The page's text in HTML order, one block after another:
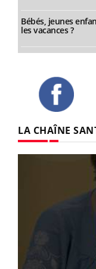
Bébés, jeunes
les vacances ?
LA CHAÎNE